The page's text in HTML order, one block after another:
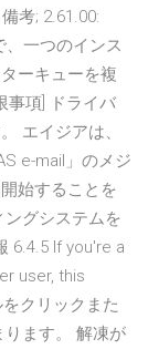
考; 2.61.00:
一つのインス
ーキューを複
事項] ドライバ
エイジアは、
e-mail」のメジ
始することを
グシステムを
6.4.5 If you're a
user, this
クリックまた
ます。 解凍が